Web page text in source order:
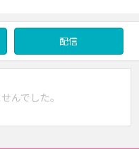
配信
んでした。